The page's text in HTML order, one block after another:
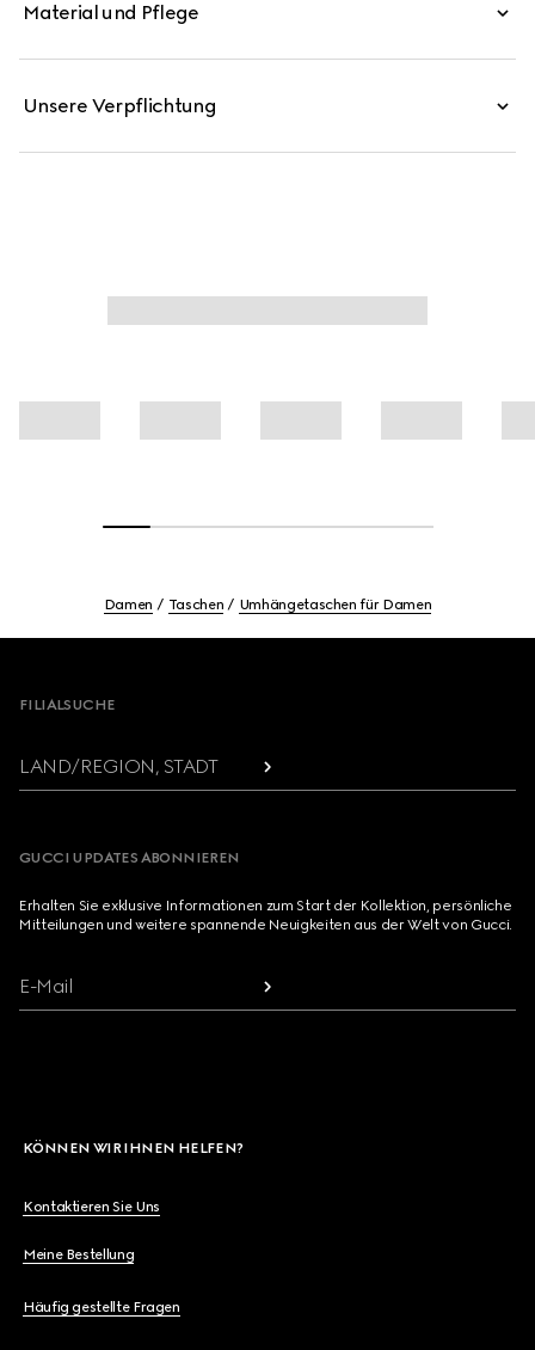
Material und Pflege
Unsere Verpflichtung
Damen Taschen Umhängetaschen für Damen
FILIALSUCHE
LAND/REGION, STADT
GUCCI UPDATES ABONNIEREN
Erhalten Sie exklusive Informationen zum Start der Kollektion, persönliche
Mitteilungen und weitere spannende Neuigkeiten aus der Welt von Gucci.
E-Mail
KÖNNEN WIR IHNEN HELFEN?
Kontaktieren Sie Uns
Meine Bestellung
Häufig gestellte Fragen